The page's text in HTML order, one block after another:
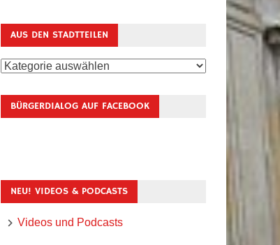
AUS DEN STADTTEILEN
Aus
Stadtteilen
BÜRGERDIALOG AUF FACEBOOK
NEU! VIDEOS & PODCASTS
Videos und Podcasts